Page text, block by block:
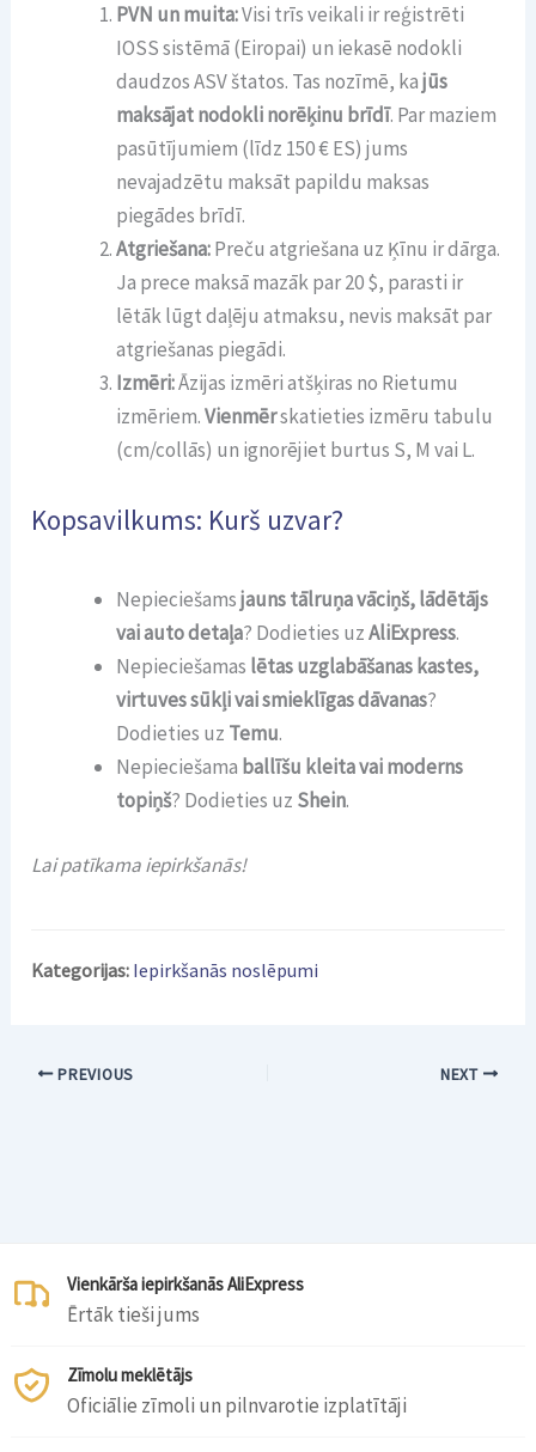
PVN un muita:Visi trīs veikali ir reģistrēti
IOSS sistēmā (Eiropai) un iekasē nodokli
daudzos ASV štatos. Tas nozīmē, kajūs
maksājat nodokli norēķinu brīdī. Par maziem
pasūtījumiem (līdz 150 € ES) jums
nevajadzētu maksāt papildu maksas
piegādes brīdī.
Atgriešana:Preču atgriešana uz Ķīnu ir dārga.
Ja prece maksā mazāk par 20 $, parasti ir
lētāk lūgt daļēju atmaksu, nevis maksāt par
atgriešanas piegādi.
Izmēri:Āzijas izmēri atšķiras no Rietumu
izmēriem.Vienmērskatieties izmēru tabulu
(cm/collās) un ignorējiet burtus S, M vai L.
Kopsavilkums: Kurš uzvar?
Nepieciešamsjauns tālruņa vāciņš, lādētājs
vai auto detaļa? Dodieties uzAliExpress.
Nepieciešamas lētas uzglabāšanas kastes,
virtuves sūkļi vai smieklīgas dāvanas?
Dodieties uz Temu.
Nepieciešama ballīšu kleita vai moderns
topiņš? Dodieties uz Shein.
Lai patīkama iepirkšanās!
Kategorijas: Iepirkšanās noslēpumi
PREVIOUS NEXT
Vienkārša iepirkšanās AliExpress
Ērtāk tieši jums
Zīmolu meklētājs
Oficiālie zīmoli un pilnvarotie izplatītāji